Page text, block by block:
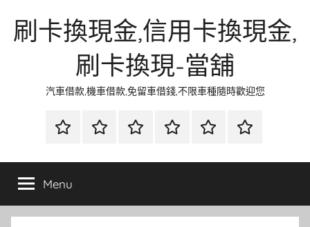
刷卡換現金,信用卡換現金,
刷卡換現-當舖
汽車借款,機車借款,免留車借錢,不限車種隨時歡迎您
首
當
金
網
資
流
時
環
清
聯
徵
Menu